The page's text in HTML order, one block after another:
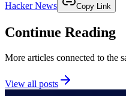
Hacker News Copy Link
Continue Reading
More articles connected to the
View all posts